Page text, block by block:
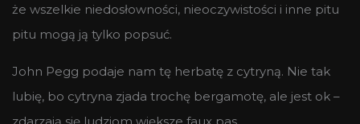
że wszelkie niedosłowności, nieoczywistości i inne pitu
pitu mogą ją tylko popsuć.
John Pegg podaje nam tę herbatę z cytryną. Nie tak
lubię, bo cytryna zjada trochę bergamotę, ale jest ok –